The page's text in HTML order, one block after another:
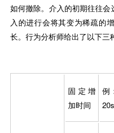
如何撤除。介入的初期往往
入的进行会将其变为稀疏的
长。行为分析师给出了以下三
固定增
加时间
例